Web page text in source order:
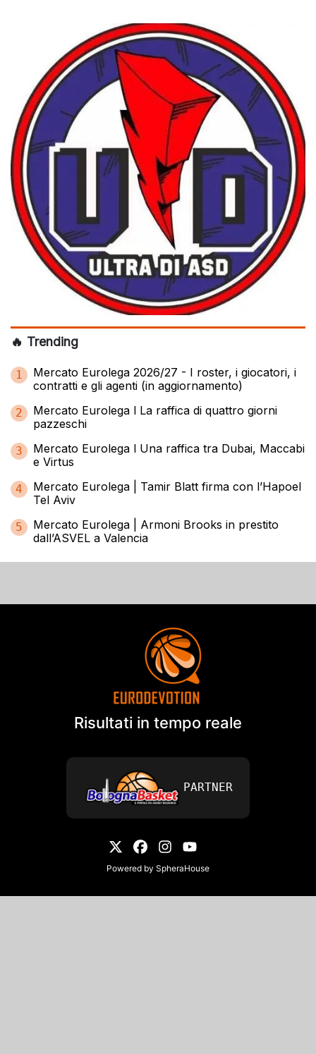
🔥 Trending
1
Mercato Eurolega 2026/27 - I roster, i giocatori, i
contratti e gli agenti (in aggiornamento)
2
Mercato Eurolega l La raffica di quattro giorni
pazzeschi
3
Mercato Eurolega l Una raffica tra Dubai, Maccabi
e Virtus
4
Mercato Eurolega | Tamir Blatt firma con l’Hapoel
Tel Aviv
5
Mercato Eurolega | Armoni Brooks in prestito
dall’ASVEL a Valencia
Risultati in tempo reale
PARTNER
Powered by SpheraHouse